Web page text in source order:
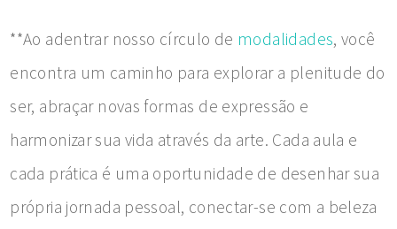
**Ao adentrar nosso círculo de modalidades, você
encontra um caminho para explorar a plenitude do
ser, abraçar novas formas de expressão e
harmonizar sua vida através da arte. Cada aula e
cada prática é uma oportunidade de desenhar sua
própria jornada pessoal, conectar-se com a beleza